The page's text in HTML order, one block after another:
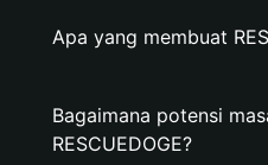
Apa yang membuat
Bagaimana potensi
RESCUEDOGE?